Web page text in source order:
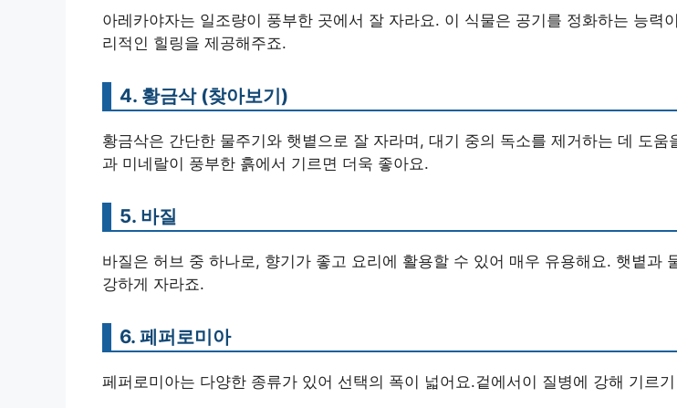
아레카야자는 일조량이 풍부한 곳에서 잘 자라요. 이 식물은 공기를 정화하는 능력
리적인 힐링을 제공해주죠.
4. 황금삭 (찾아보기)
황금삭은 간단한 물주기와 햇볕으로 잘 자라며, 대기 중의 독소를 제거하는 데 도움
과 미네랄이 풍부한 흙에서 기르면 더욱 좋아요.
5. 바질
바질은 허브 중 하나로, 향기가 좋고 요리에 활용할 수 있어 매우 유용해요. 햇볕과
강하게 자라죠.
6. 페퍼로미아
페퍼로미아는 다양한 종류가 있어 선택의 폭이 넓어요.겉에서이 질병에 강해 기르